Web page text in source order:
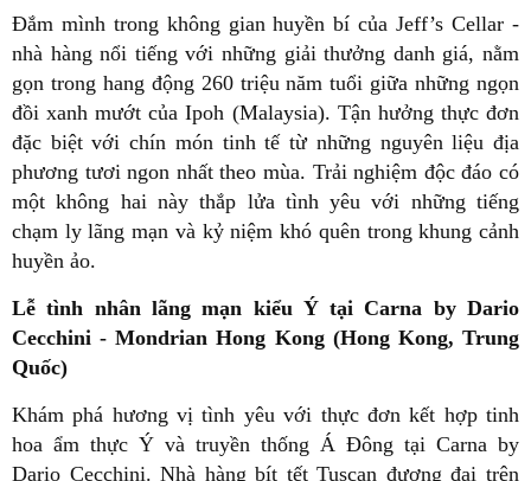
Đắm mình trong không gian huyền bí của Jeff’s Cellar -
nhà hàng nổi tiếng với những giải thưởng danh giá, nằm
gọn trong hang động 260 triệu năm tuổi giữa những ngọn
đồi xanh mướt của Ipoh (Malaysia). Tận hưởng thực đơn
đặc biệt với chín món tinh tế từ những nguyên liệu địa
phương tươi ngon nhất theo mùa. Trải nghiệm độc đáo có
một không hai này thắp lửa tình yêu với những tiếng
chạm ly lãng mạn và kỷ niệm khó quên trong khung cảnh
huyền ảo.
Lễ tình nhân lãng mạn kiểu Ý tại Carna by Dario
Cecchini - Mondrian Hong Kong (Hong Kong, Trung
Quốc)
Khám phá hương vị tình yêu với thực đơn kết hợp tinh
hoa ẩm thực Ý và truyền thống Á Đông tại Carna by
Dario Cecchini. Nhà hàng bít tết Tuscan đương đại trên